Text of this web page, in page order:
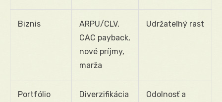
Biznis
ARPU/CLV,
CAC payback,
nové príjmy,
marža
Udržateľný rast
Portfólio
Diverzifikácia
Odolnosť a